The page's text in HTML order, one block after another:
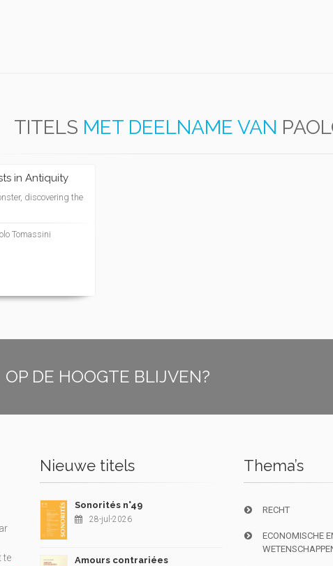
TITELS MET DEELNAME VAN
in Antiquity
discovering the
Tomassini
OP DE HOOGTE BLIJVEN?
te
Nieuwe titels
Sonorités n°49
28-jul-2026
Amours contrariées
Thema’s
RECHT
ECONOMISCHE